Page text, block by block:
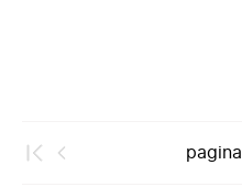
pagina